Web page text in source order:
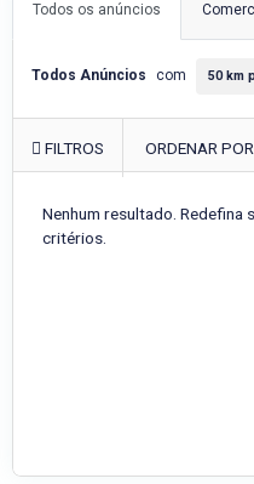
Todos os anúncios
Todos Anúncios com 50 km
FILTROS ORDENAR POR
Nenhum resultado. Redefina
critérios.